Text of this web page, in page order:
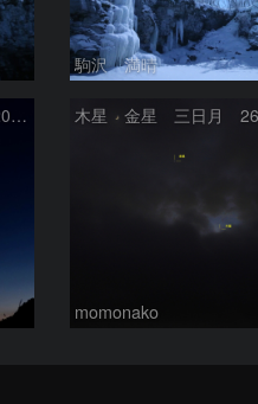
駒沢 満晴
月と惑星のランデブー 2026/06/19
momonako